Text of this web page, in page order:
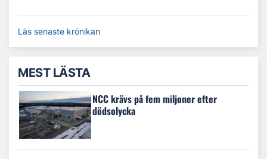
Läs senaste krönikan
MEST LÄSTA
NCC krävs på fem miljoner efter
dödsolycka